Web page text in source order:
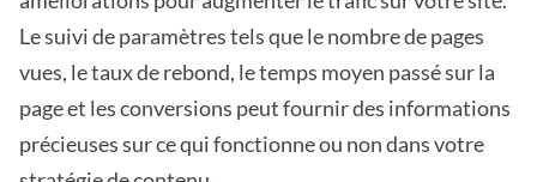
Le suivi de paramètres tels que le nombre de pages
vues, le taux de rebond, le temps moyen passé sur la
page et les conversions peut fournir des informations
précieuses sur ce qui fonctionne ou non dans votre